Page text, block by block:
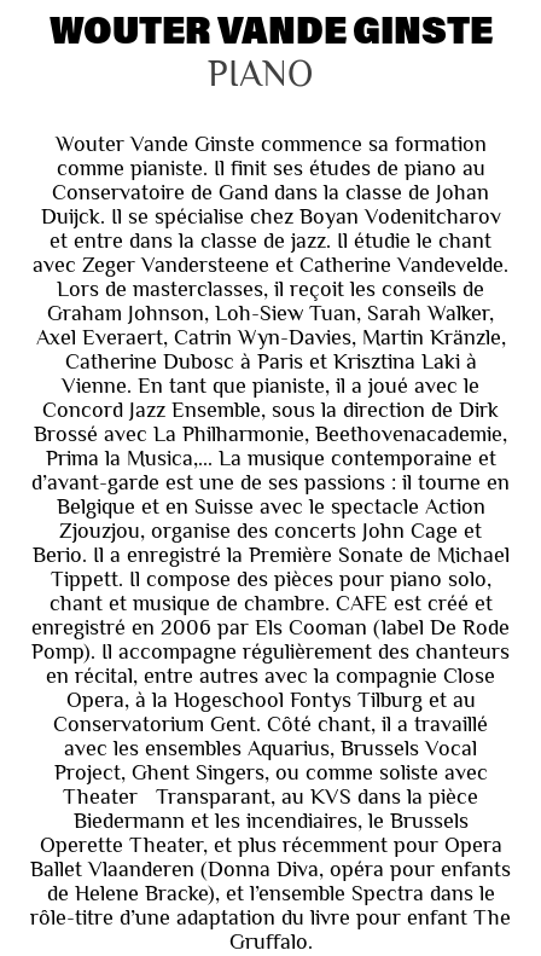
WOUTER VANDE GINSTE
PIANO
Wouter Vande Ginste commence sa formation
comme pianiste. Il finit ses études de piano au
Conservatoire de Gand dans la classe de Johan
Duijck. Il se spécialise chez Boyan Vodenitcharov
et entre dans la classe de jazz. Il étudie le chant
avec Zeger Vandersteene et Catherine Vandevelde.
Lors de masterclasses, il reçoit les conseils de
Graham Johnson, Loh-Siew Tuan, Sarah Walker,
Axel Everaert, Catrin Wyn-Davies, Martin Kränzle,
Catherine Dubosc à Paris et Krisztina Laki à
Vienne. En tant que pianiste, il a joué avec le
Concord Jazz Ensemble, sous la direction de Dirk
Brossé avec La Philharmonie, Beethovenacademie,
Prima la Musica,... La musique contemporaine et
d’avant-garde est une de ses passions : il tourne en
Belgique et en Suisse avec le spectacle Action
Zjouzjou, organise des concerts John Cage et
Berio. Il a enregistré la Première Sonate de Michael
Tippett. Il compose des pièces pour piano solo,
chant et musique de chambre. CAFE est créé et
enregistré en 2006 par Els Cooman (label De Rode
Pomp). Il accompagne régulièrement des chanteurs
en récital, entre autres avec la compagnie Close
Opera, à la Hogeschool Fontys Tilburg et au
Conservatorium Gent. Côté chant, il a travaillé
avec les ensembles Aquarius, Brussels Vocal
Project, Ghent Singers, ou comme soliste avec
Theater Transparant, au KVS dans la pièce
Biedermann et les incendiaires, le Brussels
Operette Theater, et plus récemment pour Opera
Ballet Vlaanderen (Donna Diva, opéra pour enfants
de Helene Bracke), et l’ensemble Spectra dans le
rôle-titre d’une adaptation du livre pour enfant The
Gruffalo.